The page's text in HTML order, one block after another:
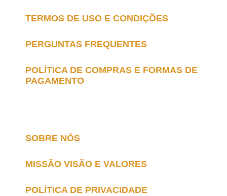
TERMOS DE USO E CONDIÇÕES
PERGUNTAS FREQUENTES
POLÍTICA DE COMPRAS E FORMAS DE
PAGAMENTO
SOBRE NÓS
MISSÃO VISÃO E VALORES
POLÍTICA DE PRIVACIDADE